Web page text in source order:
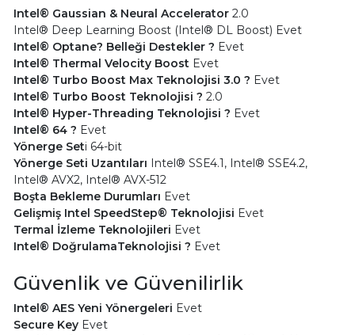
Intel® Gaussian & Neural Accelerator2.0
Intel® Deep Learning Boost (Intel® DL Boost) Evet
Intel® Optane? Belleği Destekler ? Evet
Intel® Thermal Velocity Boost Evet
Intel® Turbo Boost Max Teknolojisi 3.0 ? Evet
Intel® Turbo Boost Teknolojisi ? 2.0
Intel® Hyper-Threading Teknolojisi ? Evet
Intel® 64 ? Evet
Yönerge Seti 64-bit
Yönerge Seti Uzantıları Intel® SSE4.1, Intel® SSE4.2,
Intel® AVX2, Intel® AVX-512
Boşta Bekleme Durumları Evet
Gelişmiş Intel SpeedStep® Teknolojisi Evet
Termal İzleme Teknolojileri Evet
Intel® DoğrulamaTeknolojisi ? Evet
Güvenlik ve Güvenilirlik
Intel® AES Yeni Yönergeleri Evet
Secure Key Evet